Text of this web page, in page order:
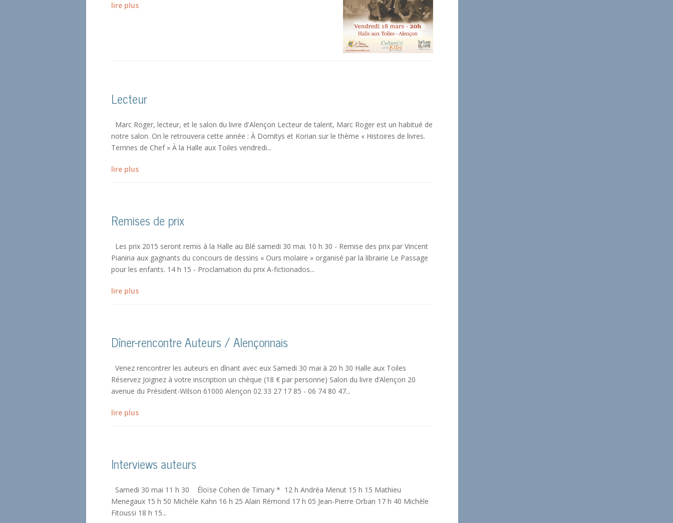
lire plus
Lecteur
Marc Roger, lecteur, et le salon du livre d'Alençon Lecteur de talent, Marc Roger est un habitué de
notre salon. On le retrouvera cette année : À Domitys et Korian sur le thème « Histoires de livres.
Terrines de Chef » À la Halle aux Toiles vendredi...
lire plus
Remises de prix
Les prix 2015 seront remis à la Halle au Blé samedi 30 mai. 10 h 30 - Remise des prix par Vincent
Pianina aux gagnants du concours de dessins « Ours molaire » organisé par la librairie Le Passage
pour les enfants. 14 h 15 - Proclamation du prix A-fictionados...
lire plus
Dîner-rencontre Auteurs / Alençonnais
Venez rencontrer les auteurs en dînant avec eux Samedi 30 mai à 20 h 30 Halle aux Toiles
Réservez Joignez à votre inscription un chèque (18 € par personne) Salon du livre d’Alençon 20
avenue du Président-Wilson 61000 Alençon 02 33 27 17 85 - 06 74 80 47...
lire plus
Interviews auteurs
Samedi 30 mai 11 h 30 Éloïse Cohen de Timary * 12 h Andréa Menut 15 h 15 Mathieu
Menegaux 15 h 50 Michèle Kahn 16 h 25 Alain Rémond 17 h 05 Jean-Pierre Orban 17 h 40 Michèle
Fitoussi 18 h 15...